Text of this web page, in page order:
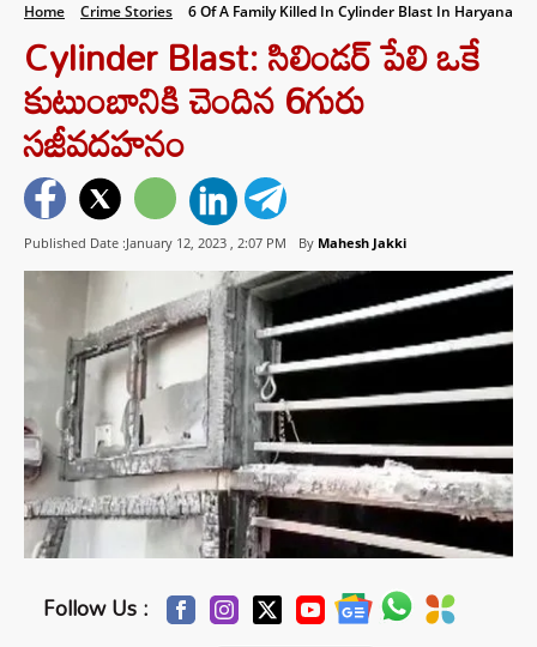
Home Crime Stories 6 Of A Family Killed In Cylinder Blast In Haryana
Cylinder Blast: సిలిండర్ పేలి ఒకే
కుటుంబానికి చెందిన 6గురు
సజీవదహనం
Published Date :January 12, 2023 , 2:07 PM By Mahesh Jakki
Follow Us :